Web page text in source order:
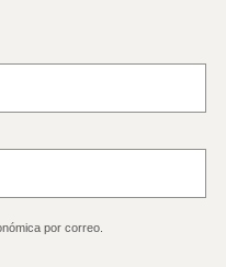
por correo.